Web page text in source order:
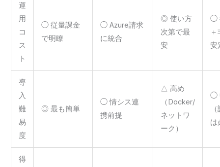
運
用
コ
ス
ト
◯ 従量課金
で明瞭
◯ Azure請求
に統合
◎ 使い方
次第で最
安
◯
安
導
入
難
易
度
◎ 最も簡単
◯ 情シス連
携前提
△ 高め
（Docker/
ネットワ
ーク）
◯
は
得